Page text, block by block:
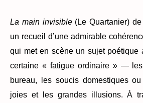
La main invisible(Le Quartanier)
un recueil d’une admirable
qui met en scène un sujet poétique
certaine « fatigue ordinaire » —
bureau, les soucis domestiques
joies et les grandes illusions. À